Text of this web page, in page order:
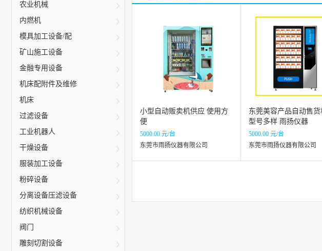
农业机械
内燃机
模具加工设备/配
矿山施工设备
金融专用设备
机床配附件及维修
机床
过滤设备
工业机器人
干燥设备
服装加工设备
粉碎设备
分离设备压滤设备
纺织机械设备
阀门
雕刻切割设备
小型自动贩卖机供应 使用方
便
5000.00 元/台
东莞市雨扬仪器有限公司
东莞美容产品自动售货
型号多样 雨扬仪器
5000.00 元/台
东莞市雨扬仪器有限公司